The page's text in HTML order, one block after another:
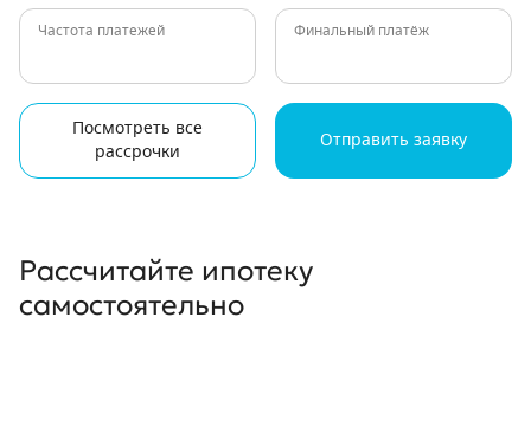
Частота платежей Финальный платёж
Посмотреть все
рассрочки
Отправить заявку
Рассчитайте ипотеку
самостоятельно